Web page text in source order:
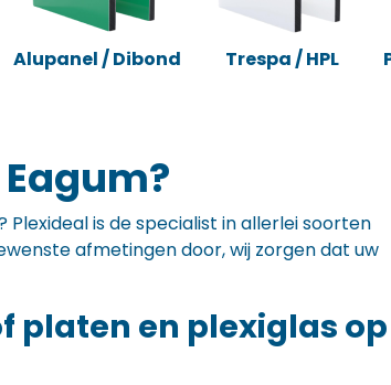
Alupanel / Dibond Trespa / HPL
is de specialist in allerlei soorten
afmetingen door, wij zorgen dat uw
platen en plexiglas op